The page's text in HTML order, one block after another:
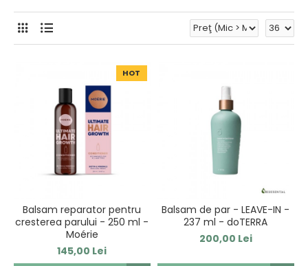
HOT
Balsam reparator pentru
cresterea parului - 250 ml -
Moérie
145,00 Lei
Balsam de par - LEAVE-IN -
237 ml - doTERRA
200,00 Lei